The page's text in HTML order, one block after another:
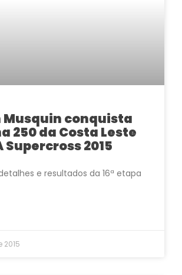
Musquin conquista
250 da Costa Leste
Supercross 2015
e resultados da 16ª etapa
2015